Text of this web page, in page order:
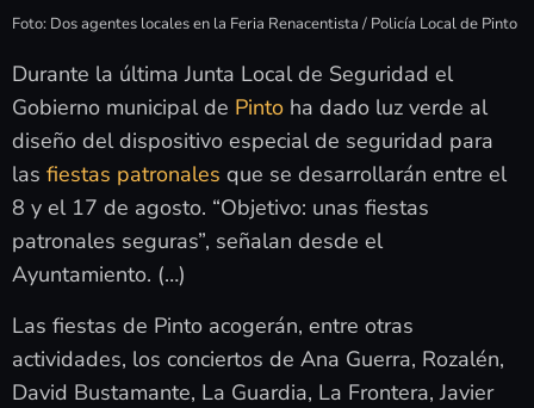
Foto: Dos agentes locales en la Feria Renacentista / Policía Local de Pinto
Durante la última Junta Local de Seguridad el
Gobierno municipal de Pinto ha dado luz verde al
diseño del dispositivo especial de seguridad para
las fiestas patronales que se desarrollarán entre el
8 y el 17 de agosto. “Objetivo: unas fiestas
patronales seguras”, señalan desde el
Ayuntamiento. (…)
Las fiestas de Pinto acogerán, entre otras
actividades, los conciertos de Ana Guerra, Rozalén,
David Bustamante, La Guardia, La Frontera, Javier